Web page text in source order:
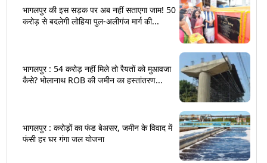
भागलपुर की इस सड़क पर अब नहीं सताएगा जाम! 50
करोड़ से बदलेगी लोहिया पुल-अलीगंज मार्ग की...
भागलपुर : 54 करोड़ नहीं मिले तो रैयतों को मुआवजा
कैसे? भोलानाथ ROB की जमीन का हस्तांतरण...
भागलपुर : करोड़ों का फंड बेअसर, जमीन के विवाद में
फंसी हर घर गंगा जल योजना